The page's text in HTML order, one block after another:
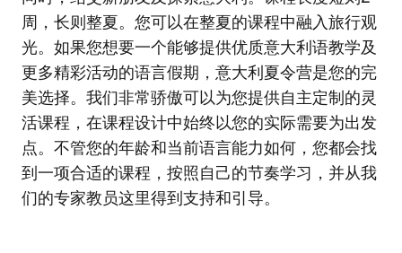
周，长则整夏。您可以在整夏的课程中融入旅行观
光。如果您想要一个能够提供优质意大利语教学及
更多精彩活动的语言假期，意大利夏令营是您的完
美选择。我们非常骄傲可以为您提供自主定制的灵
活课程，在课程设计中始终以您的实际需要为出发
点。不管您的年龄和当前语言能力如何，您都会找
到一项合适的课程，按照自己的节奏学习，并从我
们的专家教员这里得到支持和引导。